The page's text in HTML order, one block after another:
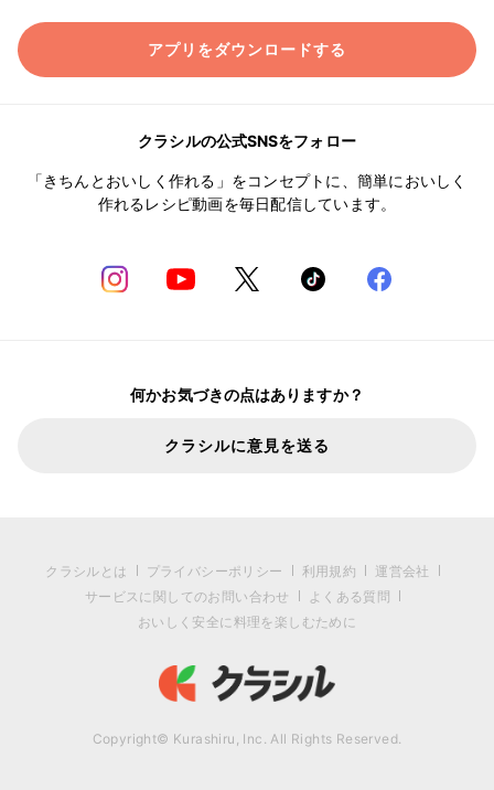
アプリをダウンロードする
クラシルの公式SNSをフォロー
「きちんとおいしく作れる」をコンセプトに、簡単においしく
作れるレシピ動画を毎日配信しています。
何かお気づきの点はありますか？
クラシルに意見を送る
クラシルとは プライバシーポリシー 利用規約
運営会社
サービスに関してのお問い合わせ
よくある質問
おいしく安全に料理を楽しむために
Copyright© Kurashiru, Inc. All Rights Reserved.